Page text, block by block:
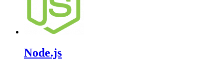
Node.js